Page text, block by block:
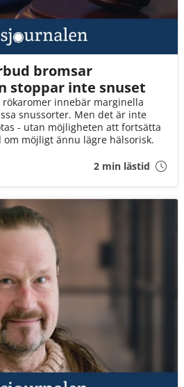
bromsar
stoppar inte snuset
rökaromer innebär marginella
snussorter. Men det är inte
- utan möjligheten att fortsätta
möjligt ännu lägre hälsorisk.
2 min lästid